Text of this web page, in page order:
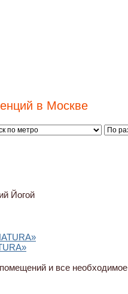
в Москве
Йогой
и все